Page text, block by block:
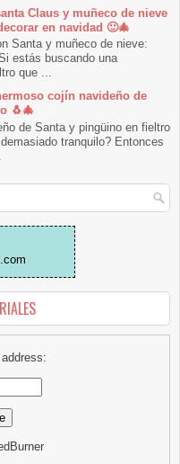
Claus y muñeco de nieve
en navidad 🙂🎄
Santa y muñeco de nieve:
estás buscando una
que ...
cojín navideño de
🐧🎄
de Santa y pingüino en fieltro
tranquilo? Entonces